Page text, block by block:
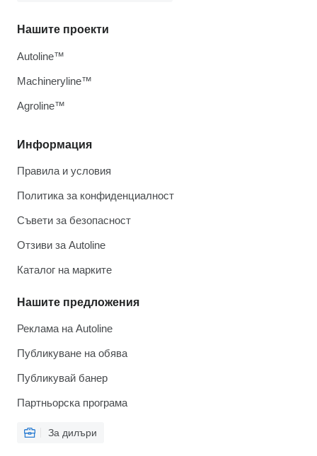
Информация
Правила и условия
Политика за конфиденциалност
Съвети за безопасност
Отзиви за Autoline
Каталог на марките
Нашите предложения
Реклама на Autoline
Публикуване на обява
Публикувай банер
Партньорска програма
За дилъри
Нашите проекти
Autoline™
Machineryline™
Agroline™